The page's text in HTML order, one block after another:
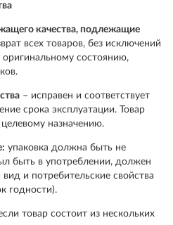
качества, подлежащие
всех товаров, без исключений
состоянию,
– исправен и соответствует
срока эксплуатации. Товар
назначению.
упаковка должна быть не
быть в употреблении, должен
и потребительские свойства
годности).
товар состоит из нескольких